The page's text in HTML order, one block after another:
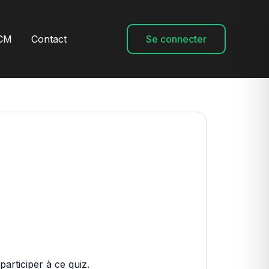
Contact Se connecter
à ce quiz.